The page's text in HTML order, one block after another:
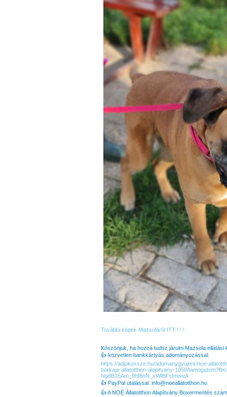
További képek Mazsoláról ITT ! ! !
Köszönjük, ha hozzá tudsz járulni Mazsola ellátási
👍 közvetlen bankkártyás adományozással:
https://adjukossze.hu/adomanygyujtes/noe-
barkaja-allatotthon-alapitvany-1050/
Ng8B15Am_9hf8nN_xWll8FUmwvA
👍 PayPal utalással: info@noeallatotthon.hu
👍 A NOÉ Állatotthon Alapítvány Boxermentés